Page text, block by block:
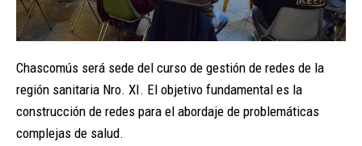
Chascomús será sede del curso de gestión de redes de la
región sanitaria Nro. XI. El objetivo fundamental es la
construcción de redes para el abordaje de problemáticas
complejas de salud.